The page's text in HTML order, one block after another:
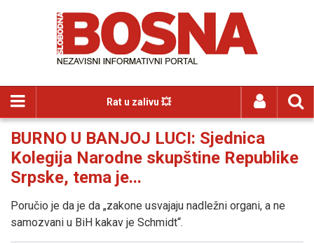
Rat u zalivu 💥
BURNO U BANJOJ LUCI: Sjednica
Kolegija Narodne skupštine Republike
Srpske, tema je...
Poručio je da je da „zakone usvajaju nadležni organi, a ne
samozvani u BiH kakav je Schmidt“.